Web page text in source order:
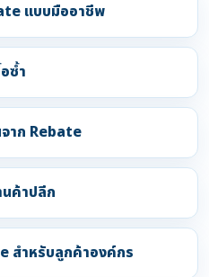
แบบมืออาชีพ
ซ้ำ
าก Rebate
นค้าปลีก
สำหรับลูกค้าองค์กร